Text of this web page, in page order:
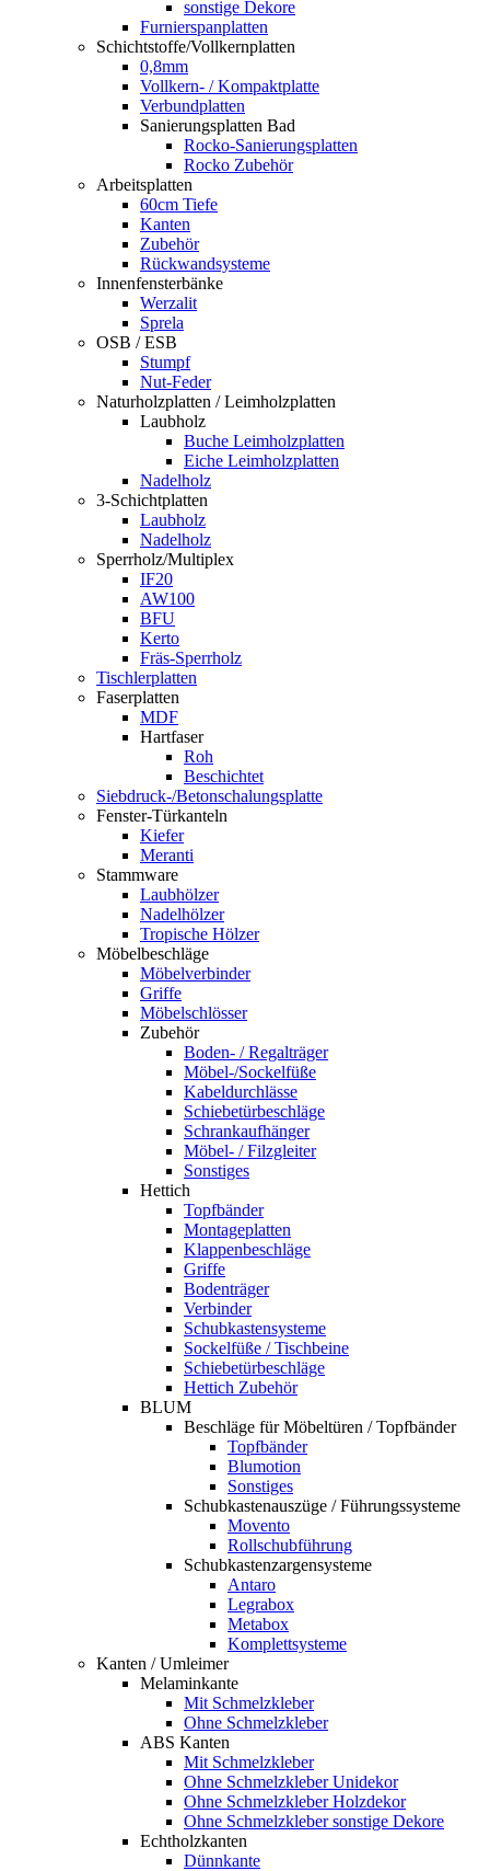
sonstige Dekore
Furnierspanplatten
Schichtstoffe/Vollkernplatten
0,8mm
Vollkern- / Kompaktplatte
Verbundplatten
Sanierungsplatten Bad
Rocko-Sanierungsplatten
Rocko Zubehör
Arbeitsplatten
60cm Tiefe
Kanten
Zubehör
Rückwandsysteme
Innenfensterbänke
Werzalit
Sprela
OSB / ESB
Stumpf
Nut-Feder
Naturholzplatten / Leimholzplatten
Laubholz
Buche Leimholzplatten
Eiche Leimholzplatten
Nadelholz
3-Schichtplatten
Laubholz
Nadelholz
Sperrholz/Multiplex
IF20
AW100
BFU
Kerto
Fräs-Sperrholz
Tischlerplatten
Faserplatten
MDF
Hartfaser
Roh
Beschichtet
Siebdruck-/Betonschalungsplatte
Fenster-Türkanteln
Kiefer
Meranti
Stammware
Laubhölzer
Nadelhölzer
Tropische Hölzer
Möbelbeschläge
Möbelverbinder
Griffe
Möbelschlösser
Zubehör
Boden- / Regalträger
Möbel-/Sockelfüße
Kabeldurchlässe
Schiebetürbeschläge
Schrankaufhänger
Möbel- / Filzgleiter
Sonstiges
Hettich
Topfbänder
Montageplatten
Klappenbeschläge
Griffe
Bodenträger
Verbinder
Schubkastensysteme
Sockelfüße / Tischbeine
Schiebetürbeschläge
Hettich Zubehör
BLUM
Beschläge für Möbeltüren / Topfbänder
Topfbänder
Blumotion
Sonstiges
Schubkastenauszüge / Führungssysteme
Movento
Rollschubführung
Schubkastenzargensysteme
Antaro
Legrabox
Metabox
Komplettsysteme
Kanten / Umleimer
Melaminkante
Mit Schmelzkleber
Ohne Schmelzkleber
ABS Kanten
Mit Schmelzkleber
Ohne Schmelzkleber Unidekor
Ohne Schmelzkleber Holzdekor
Ohne Schmelzkleber sonstige Dekore
Echtholzkanten
Dünnkante